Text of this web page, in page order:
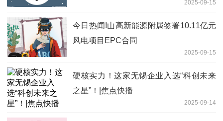
2025-09-15
今日热闻!山高新能源附属签署10.11亿元
风电项目EPC合同
2025-09-15
硬核实力！这家无锡企业入选“科创未来
之星”！|焦点快播
2025-09-14